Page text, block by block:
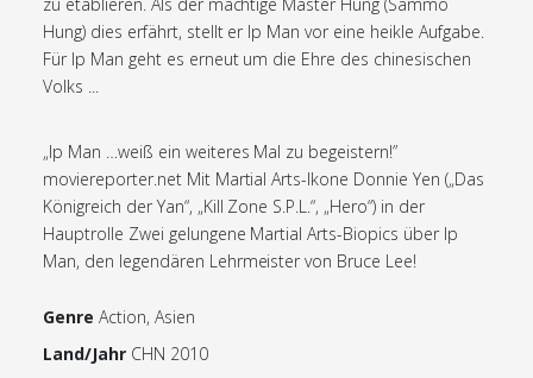
Hung) dies erfährt, stellt er Ip Man vor eine heikle Aufgabe.
Für Ip Man geht es erneut um die Ehre des chinesischen
Volks ...
„Ip Man …weiß ein weiteres Mal zu begeistern!”
moviereporter.net Mit Martial Arts-Ikone Donnie Yen („Das
Königreich der Yan“, „Kill Zone S.P.L.“, „Hero“) in der
Hauptrolle Zwei gelungene Martial Arts-Biopics über Ip
Man, den legendären Lehrmeister von Bruce Lee!
Genre Action, Asien
Land/Jahr CHN 2010